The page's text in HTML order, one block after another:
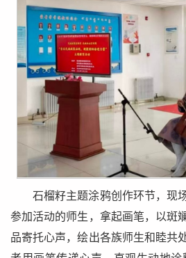
石榴籽主题涂鸦创作环节，现
参加活动的师生，拿起画笔，以斑
品寄托心声，绘出各族师生和睦共